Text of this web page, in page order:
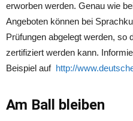
erworben werden. Genau wie
Angeboten können bei
Prüfungen abgelegt werden, so
zertifiziert werden kann.
Beispiel auf http://
Am Ball bleiben